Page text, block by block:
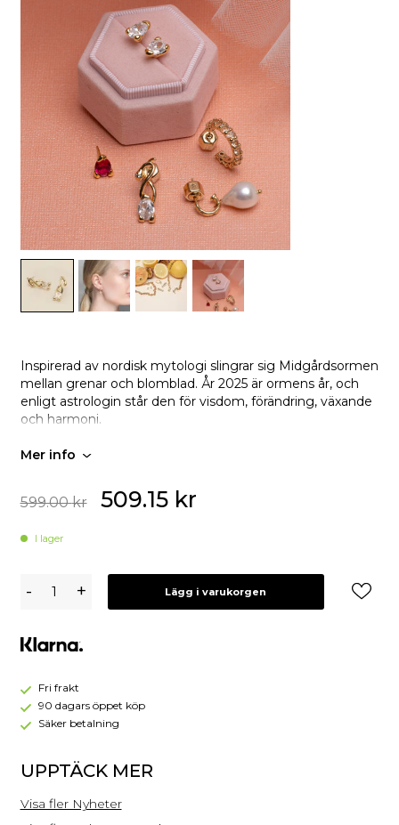
Inspirerad av nordisk mytologi slingrar sig Midgårdsormen
mellan grenar och blomblad. År 2025 är ormens år, och
enligt astrologin står den för visdom, förändring, växande
och harmoni.
Mer info
599.00kr 509.15 kr
I lager
Örhängen
Crystal
Guld
- + Lägg i varukorgen
Fri frakt
90 dagars öppet köp
Säker betalning
UPPTÄCK MER
Visa fler Nyheter